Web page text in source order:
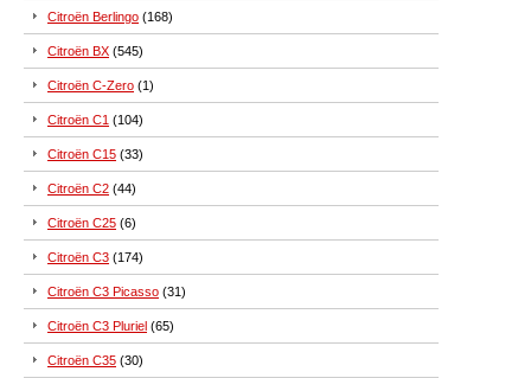
Citroën Berlingo (168)
Citroën BX (545)
Citroën C-Zero (1)
Citroën C1 (104)
Citroën C15 (33)
Citroën C2 (44)
Citroën C25 (6)
Citroën C3 (174)
Citroën C3 Picasso (31)
Citroën C3 Pluriel (65)
Citroën C35 (30)